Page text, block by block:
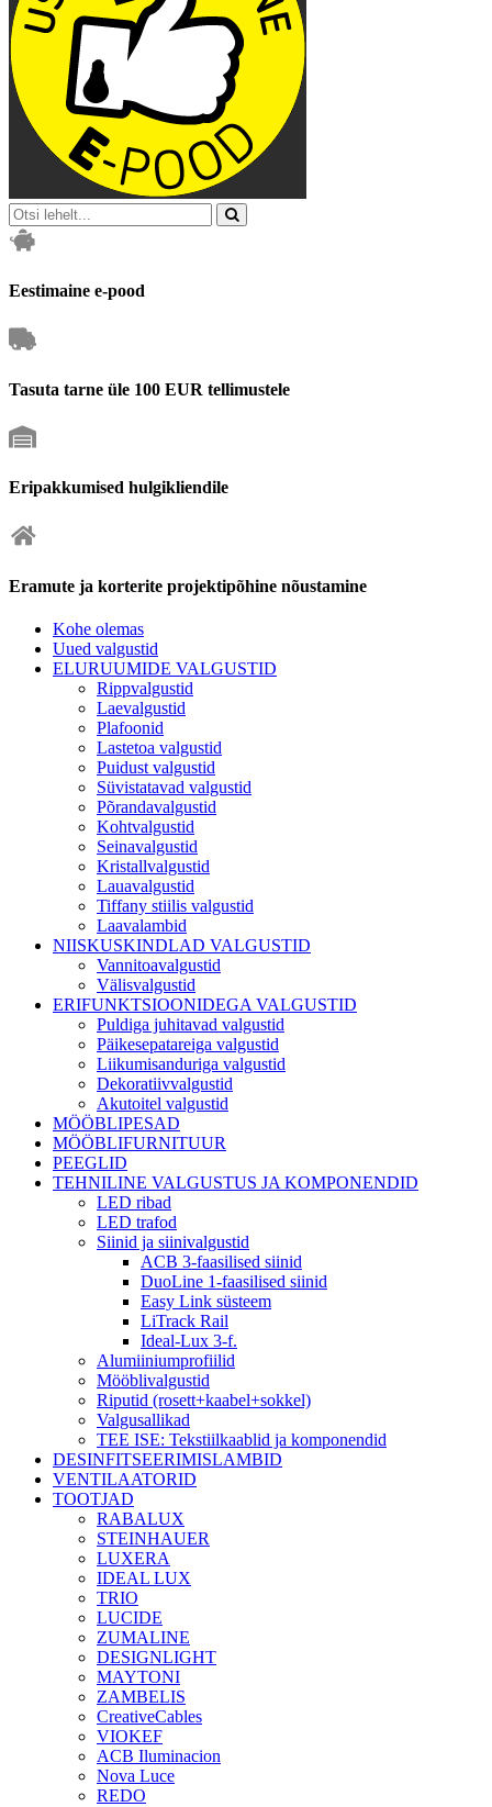
Eestimaine e-pood
Tasuta tarne üle 100 EUR tellimustele
Eripakkumised hulgikliendile
Eramute ja korterite projektipõhine nõustamine
Kohe olemas
Uued valgustid
ELURUUMIDE VALGUSTID
Rippvalgustid
Laevalgustid
Plafoonid
Lastetoa valgustid
Puidust valgustid
Süvistatavad valgustid
Põrandavalgustid
Kohtvalgustid
Seinavalgustid
Kristallvalgustid
Lauavalgustid
Tiffany stiilis valgustid
Laavalambid
NIISKUSKINDLAD VALGUSTID
Vannitoavalgustid
Välisvalgustid
ERIFUNKTSIOONIDEGA VALGUSTID
Puldiga juhitavad valgustid
Päikesepatareiga valgustid
Liikumisanduriga valgustid
Dekoratiivvalgustid
Akutoitel valgustid
MÖÖBLIPESAD
MÖÖBLIFURNITUUR
PEEGLID
TEHNILINE VALGUSTUS JA KOMPONENDID
LED ribad
LED trafod
Siinid ja siinivalgustid
ACB 3-faasilised siinid
DuoLine 1-faasilised siinid
Easy Link süsteem
LiTrack Rail
Ideal-Lux 3-f.
Alumiiniumprofiilid
Mööblivalgustid
Riputid (rosett+kaabel+sokkel)
Valgusallikad
TEE ISE: Tekstiilkaablid ja komponendid
DESINFITSEERIMISLAMBID
VENTILAATORID
TOOTJAD
RABALUX
STEINHAUER
LUXERA
IDEAL LUX
TRIO
LUCIDE
ZUMALINE
DESIGNLIGHT
MAYTONI
ZAMBELIS
CreativeCables
VIOKEF
ACB Iluminacion
Nova Luce
REDO